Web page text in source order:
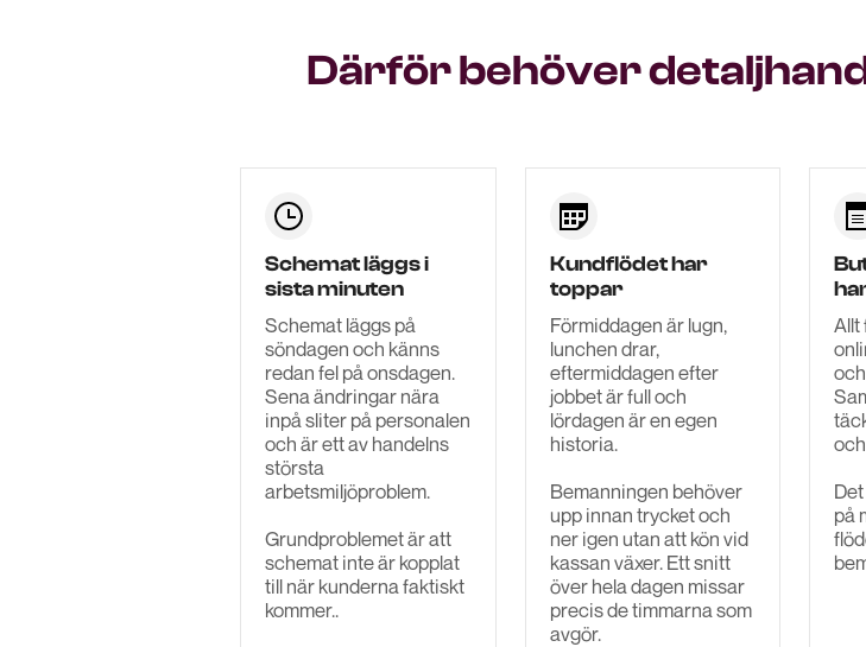
Därför behöver
Schemat läggs i
sista minuten
Schemat läggs på
söndagen och känns
redan fel på onsdagen.
Sena ändringar nära
inpå sliter på personalen
och är ett av handelns
största
arbetsmiljöproblem.
Grundproblemet är att
schemat inte är kopplat
till när kunderna faktiskt
kommer..
Kundflödet har
toppar
Förmiddagen är lugn,
lunchen drar,
eftermiddagen efter
jobbet är full och
lördagen är en egen
historia.
Bemanningen behöver
upp innan trycket och
ner igen utan att kön vid
kassan växer. Ett snitt
över hela dagen missar
precis de timmarna som
avgör.
Allt
på